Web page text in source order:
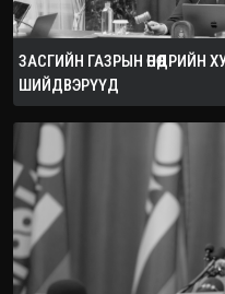
ЗАСГИЙН ГАЗРЫН ӨНӨӨДРИЙН
ШИЙДВЭРҮҮД